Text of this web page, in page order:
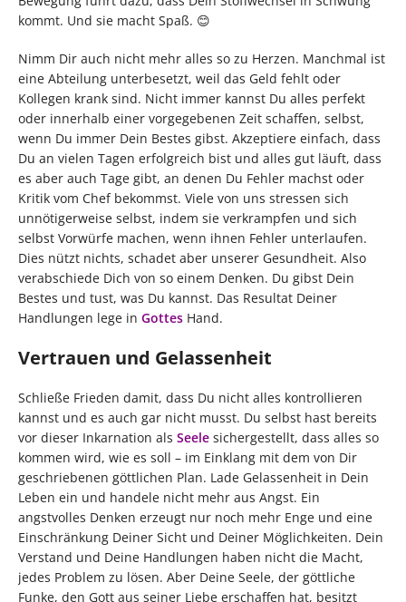
kommt. Und sie macht Spaß. 😊
Nimm Dir auch nicht mehr alles so zu Herzen. Manchmal ist
eine Abteilung unterbesetzt, weil das Geld fehlt oder
Kollegen krank sind. Nicht immer kannst Du alles perfekt
oder innerhalb einer vorgegebenen Zeit schaffen, selbst,
wenn Du immer Dein Bestes gibst. Akzeptiere einfach, dass
Du an vielen Tagen erfolgreich bist und alles gut läuft, dass
es aber auch Tage gibt, an denen Du Fehler machst oder
Kritik vom Chef bekommst. Viele von uns stressen sich
unnötigerweise selbst, indem sie verkrampfen und sich
selbst Vorwürfe machen, wenn ihnen Fehler unterlaufen.
Dies nützt nichts, schadet aber unserer Gesundheit. Also
verabschiede Dich von so einem Denken. Du gibst Dein
Bestes und tust, was Du kannst. Das Resultat Deiner
Handlungen lege in Gottes Hand.
Vertrauen und Gelassenheit
Schließe Frieden damit, dass Du nicht alles kontrollieren
kannst und es auch gar nicht musst. Du selbst hast bereits
vor dieser Inkarnation als Seele sichergestellt, dass alles so
kommen wird, wie es soll – im Einklang mit dem von Dir
geschriebenen göttlichen Plan. Lade Gelassenheit in Dein
Leben ein und handele nicht mehr aus Angst. Ein
angstvolles Denken erzeugt nur noch mehr Enge und eine
Einschränkung Deiner Sicht und Deiner Möglichkeiten. Dein
Verstand und Deine Handlungen haben nicht die Macht,
jedes Problem zu lösen. Aber Deine Seele, der göttliche
Funke, den Gott aus seiner Liebe erschaffen hat, besitzt